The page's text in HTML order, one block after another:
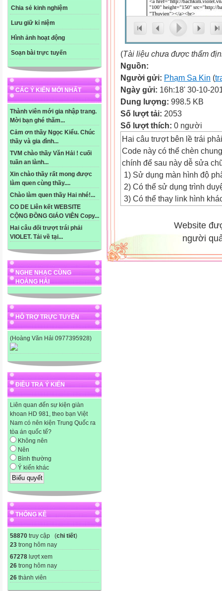
Chia sẻ kinh nghiệm
Lưu giữ kỉ niệm
Hình ảnh hoạt động
Soạn bài trực tuyến
CÁC Ý KIẾN MỚI NHẤT
Thành viên mới gia nhập trang.
Mời bạn ghé thăm...
Cảm ơn thầy Ngọc Kiểu. Chúc
thầy và gia đình...
TVM chào thầy Văn Hải ! cuối
tuần an lành...
Xin chào thầy rất mong được
làm quen cùng thầy....
Chào làm quen thầy Hai nhé!...
CO DE Liên kết WEBSITE
CỘNG ĐỒNG GIÁO VIÊN Copy...
Hai câu đối trượt trái phải
VIOLET. Tải về tại...
NGHE NHẠC CÙNG
HOÀNG HẢI
HỖ TRỢ TRỰC TUYẾN
(Hoàng Văn Hải 0977395928)
ĐIỀU TRA Ý KIẾN
Liên quan đến sự kiện giàn
khoan HD 981, theo bạn Việt
Nam có nên kiện Trung Quốc ra
tòa án quốc tế?
Không nên
Nên
Bình thường
Ý kiến khác
THỐNG KÊ
58870 truy cập (chi tiết)
23 trong hôm nay
67278 lượt xem
26 trong hôm nay
26 thành viên
(Tài liệu chưa được thẩm
Nguồn:
Người gửi: Phạm Sa Kin (
Ngày gửi: 16h:18' 30-10-
Dung lượng: 998.5 KB
Số lượt tải: 2053
Số lượt thích: 0 người
Hai câu trượt bên lề trái
Code này có thể chèn
chính để sau này dễ sửa
1) Sử dụng màn hình độ
2) Có thể sử dụng trình
3) Có thể thay link hình
Thầy Cô Copy code rồi
chỉnh sửa như sau:
1. Thay Link : http://
Violet của Thầy Cô
Website
người